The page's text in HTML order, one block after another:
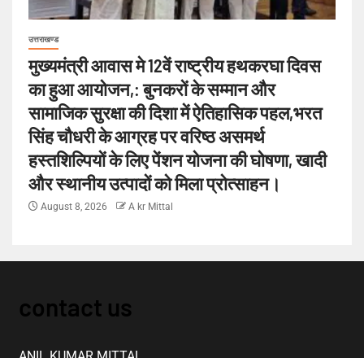
उत्तराखण्ड
मुख्यमंत्री आवास मे 12वें राष्ट्रीय हथकरघा दिवस
का हुआ आयोजन,: बुनकरों के सम्मान और
सामाजिक सुरक्षा की दिशा में ऐतिहासिक पहल,भरत
सिंह चौधरी के आग्रह पर वरिष्ठ असमर्थ
हस्तशिल्पियों के लिए पेंशन योजना की घोषणा, खादी
और स्थानीय उत्पादों को मिला प्रोत्साहन।
August 8, 2026 A kr Mittal
contact us